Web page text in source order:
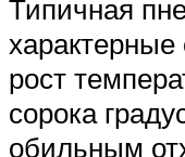
Типичная
рост
сорока
обильным